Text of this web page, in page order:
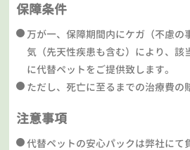
保障条件
万が一、保障期間内にケガ（不慮の
気（先天性疾患も含む）により、該
に代替ペットをご提供致します。
ただし、死亡に至るまでの治療費の
注意事項
代替ペットの安心パックは弊社にて